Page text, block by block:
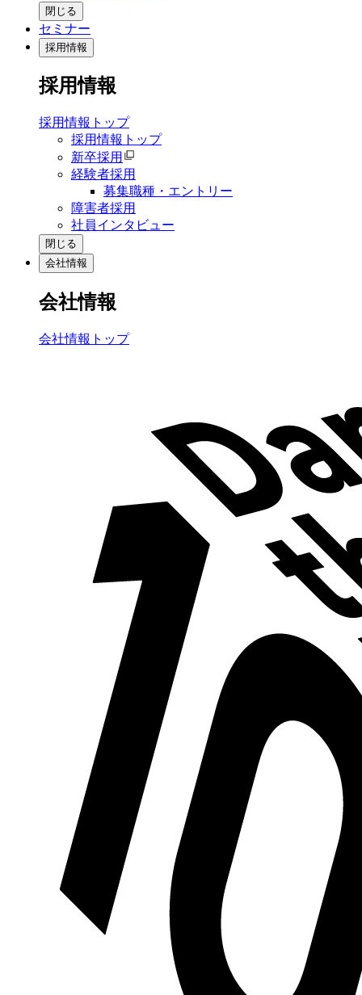
閉じる
セミナー
採用情報
採用情報
採用情報トップ
採用情報トップ
新卒採用
経験者採用
募集職種・エントリー
障害者採用
社員インタビュー
閉じる
会社情報
会社情報
会社情報トップ